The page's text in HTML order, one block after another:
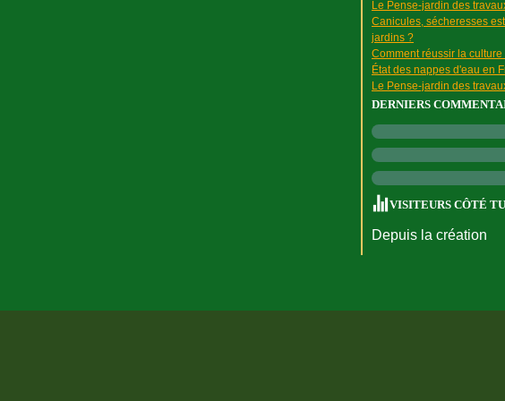
Le Pense-jardin des
Canicules, sécheresses
jardins ?
Comment réussir la
État des nappes d'eau en
Le Pense-jardin des
DERNIERS
VISITEURS CÔTÉ
Depuis la création